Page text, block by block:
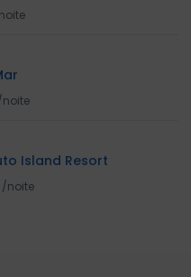
Island Resort
/noite